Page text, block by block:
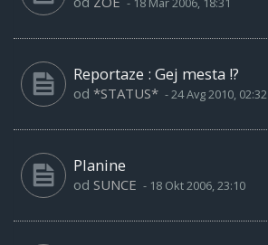
Reportaze : Gej mesta !?
od *STATUS* -24 Avg 2010, 02:32
Planine
od SUNCE - 18 Okt 2006, 23:10